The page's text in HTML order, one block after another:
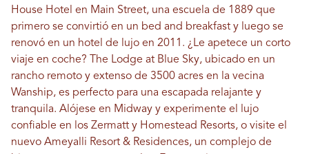
House Hotel en Main Street, una escuela de 1889 que
primero se convirtió en un bed and breakfast y luego se
renovó en un hotel de lujo en 2011. ¿Le apetece un corto
viaje en coche? The Lodge at Blue Sky, ubicado en un
rancho remoto y extenso de 3500 acres en la vecina
Wanship, es perfecto para una escapada relajante y
tranquila. Alójese en Midway y experimente el lujo
confiable en los Zermatt y Homestead Resorts, o visite el
nuevo Ameyalli Resort & Residences, un complejo de